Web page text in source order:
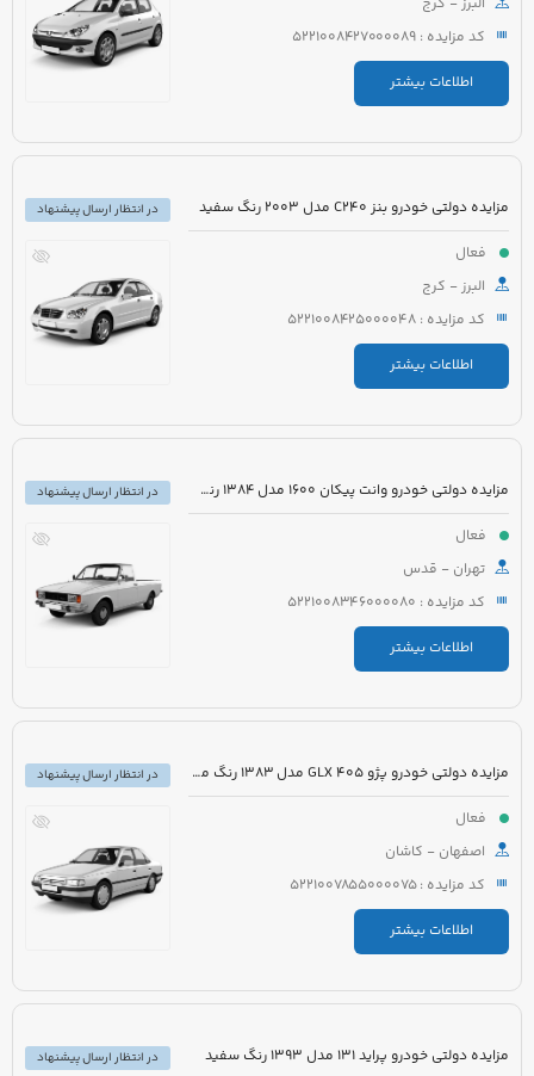
کد مزایده : 5221008427000089
اطلاعات بیشتر
مزایده دولتی خودرو بنز C240 مدل 2003 رنگ سفید
فعال
البرز - کرج
کد مزایده : 5221008425000048
اطلاعات بیشتر
در انتظار ارسال پیشنهاد
مزایده دولتی خودرو وانت پیکان 1600 مدل 1384 رنگ سفید روغنی
فعال
تهران - قدس
کد مزایده : 5221008346000080
اطلاعات بیشتر
در انتظار ارسال پیشنهاد
مزایده دولتی خودرو پژو 405 GLX مدل 1383 رنگ مشکی متالیک
فعال
اصفهان - کاشان
کد مزایده : 5221007855000075
اطلاعات بیشتر
در انتظار ارسال پیشنهاد
مزایده دولتی خودرو پراید 131 مدل 1393 رنگ سفید
در انتظار ارسال پیشنهاد